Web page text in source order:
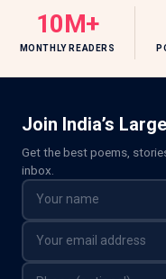
10M+
MONTHLY READERS
Join India’s
Get the best poems,
inbox.